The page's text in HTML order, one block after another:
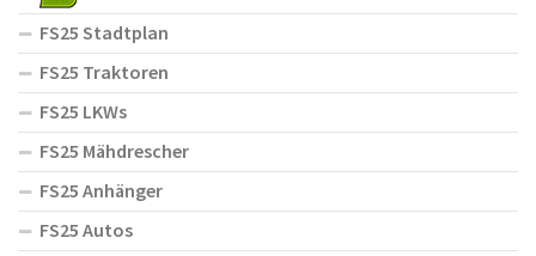
FS25 Stadtplan
FS25 Traktoren
FS25 LKWs
FS25 Mähdrescher
FS25 Anhänger
FS25 Autos